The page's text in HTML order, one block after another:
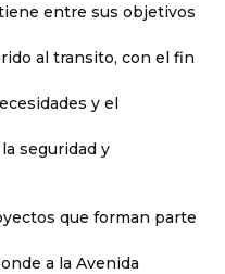
entre sus objetivos
al transito, con el fin
y el
seguridad y
que forman parte
a la Avenida